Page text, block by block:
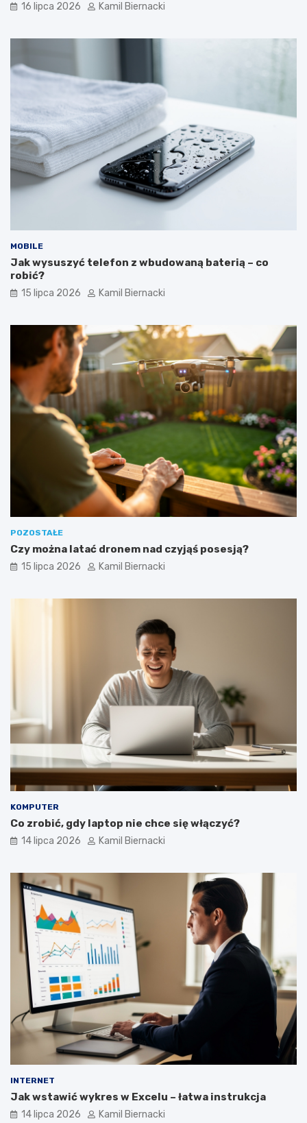
16 lipca 2026 Kamil Biernacki
MOBILE
Jak wysuszyć telefon z wbudowaną baterią – co
robić?
15 lipca 2026 Kamil Biernacki
POZOSTAŁE
Czy można latać dronem nad czyjąś posesją?
15 lipca 2026 Kamil Biernacki
KOMPUTER
Co zrobić, gdy laptop nie chce się włączyć?
14 lipca 2026 Kamil Biernacki
INTERNET
Jak wstawić wykres w Excelu – łatwa instrukcja
14 lipca 2026 Kamil Biernacki